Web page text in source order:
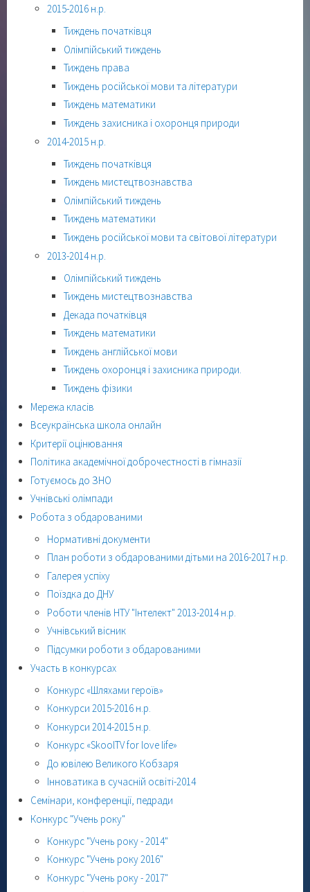
2015-2016 н.р.
Тиждень початківця
Олімпійський тиждень
Тиждень права
Тиждень російської мови та літератури
Тиждень математики
Тиждень захисника і охоронця природи
2014-2015 н.р.
Тиждень початківця
Тиждень мистецтвознавства
Олімпійський тиждень
Тиждень математики
Тиждень російської мови та світової літератури
2013-2014 н.р.
Олімпійський тиждень
Тиждень мистецтвознавства
Декада початківця
Тиждень математики
Тиждень англійської мови
Тиждень охоронця і захисника природи.
Тиждень фізики
Мережа класів
Всеукраїнська школа онлайн
Критерії оцінювання
Політика академічної доброчестності в гімназії
Готуємось до ЗНО
Учнівські олімпади
Робота з обдарованими
Нормативні документи
План роботи з обдарованими дітьми на 2016-2017 н.р.
Галерея успіху
Поїздка до ДНУ
Роботи членів НТУ "Інтелект" 2013-2014 н.р.
Учнівський вісник
Підсумки роботи з обдарованими
Участь в конкурсах
Конкурс «Шляхами героїв»
Конкурси 2015-2016 н.р.
Конкурси 2014-2015 н.р.
Конкурс «SkoolTV for love life»
До ювілею Великого Кобзаря
Інноватика в сучасній освіті-2014
Семінари, конференції, педради
Конкурс "Учень року"
Конкурс "Учень року - 2014"
Конкурс "Учень року 2016"
Конкурс "Учень року - 2017"